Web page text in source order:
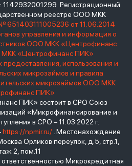
Регистрационный
реестре ООО МКК
651403111005236 от 11.06.2014
управления и информация о
ООО МКК «Центрофинанс
МКК «Центрофинанс ПИК»
использования и
микрозаймов и правила
микрозаймов ООО МКК
ПИК»
ПИК» состоит в СРО Союз
«Микрофинансирование и
в СРО – 11.03.2022 г.
https://npmir.ru/. Местонахождение
Орликов переулок, д.5, стр.1,
2, пом.11
Микрокредитная